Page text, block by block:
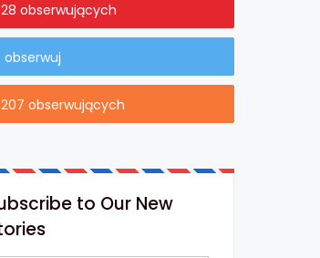
28 obserwujących
obserwuj
207 obserwujących